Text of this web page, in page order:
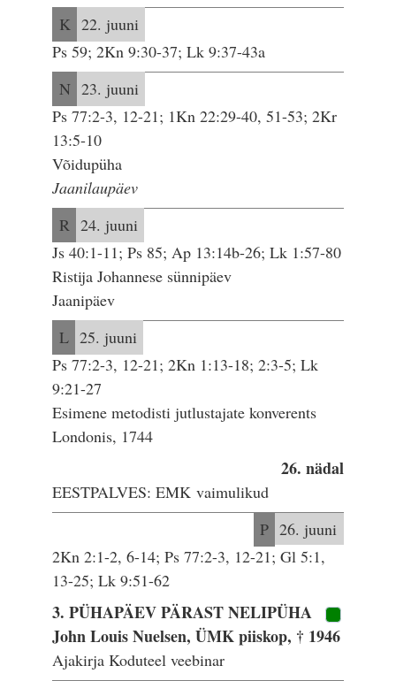
K 22. juuni
Ps 59; 2Kn 9:30-37; Lk 9:37-43a
N 23. juuni
Ps 77:2-3, 12-21; 1Kn 22:29-40, 51-53; 2Kr
13:5-10
Võidupüha
Jaanilaupäev
R 24. juuni
Js 40:1-11; Ps 85; Ap 13:14b-26; Lk 1:57-80
Ristija Johannese sünnipäev
Jaanipäev
L 25. juuni
Ps 77:2-3, 12-21; 2Kn 1:13-18; 2:3-5; Lk
9:21-27
Esimene metodisti jutlustajate konverents
Londonis, 1744
26. nädal
EESTPALVES: EMK vaimulikud
P 26. juuni
2Kn 2:1-2, 6-14; Ps 77:2-3, 12-21; Gl 5:1,
13-25; Lk 9:51-62
3. PÜHAPÄEV PÄRAST NELIPÜHA
John Louis Nuelsen, ÜMK piiskop, † 1946
Ajakirja Koduteel veebinar